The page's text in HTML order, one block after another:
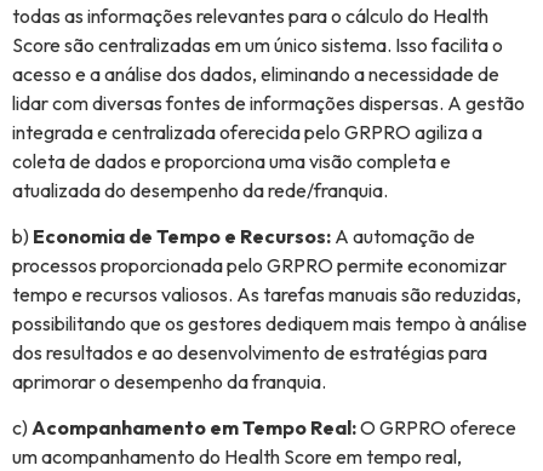
todas as informações relevantes para o cálculo do Health
Score são centralizadas em um único sistema. Isso facilita o
acesso e a análise dos dados, eliminando a necessidade de
lidar com diversas fontes de informações dispersas. A gestão
integrada e centralizada oferecida pelo GRPRO agiliza a
coleta de dados e proporciona uma visão completa e
atualizada do desempenho da rede/franquia.
b) Economia de Tempo e Recursos: A automação de
processos proporcionada pelo GRPRO permite economizar
tempo e recursos valiosos. As tarefas manuais são reduzidas,
possibilitando que os gestores dediquem mais tempo à análise
dos resultados e ao desenvolvimento de estratégias para
aprimorar o desempenho da franquia.
c)Acompanhamento em Tempo Real:O GRPRO oferece
um acompanhamento do Health Score em tempo real,